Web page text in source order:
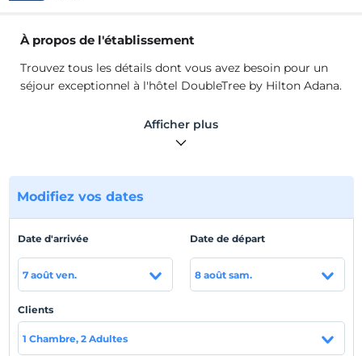
À propos de l'établissement
Trouvez tous les détails dont vous avez besoin pour un
séjour exceptionnel à l'hôtel DoubleTree by Hilton Adana.
intérieure, de nos installations de spa et d'un cookie de
bienvenue DoubleTree chaud.
journée et essayez le Lush Up Lounge Bar Café pour des
collations, des bières et des cocktails après le dîner. Le
Tree Bar Restaurant propose des saveurs et des
pendant 24 heure.
Notre espace de réunion et notre salle de réception
Afficher plus
Modifiez vos dates
Date d'arrivée
7 août ven.
Date de départ
8 août sam.
Clients
1 Chambre, 2 Adultes